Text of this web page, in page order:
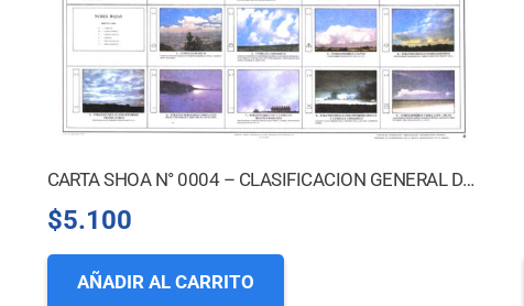
CARTA SHOA N° 0004 – CLASIFICACION GENERAL DE NUBES
$5.100
AÑADIR AL CARRITO